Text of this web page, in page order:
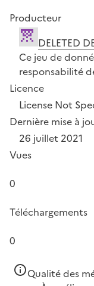
Producteur
DELETED
Ce jeu de
responsabilité
Licence
License Not
Dernière mise à
26 juillet 2021
Vues
0
Téléchargements
0
Qualité des